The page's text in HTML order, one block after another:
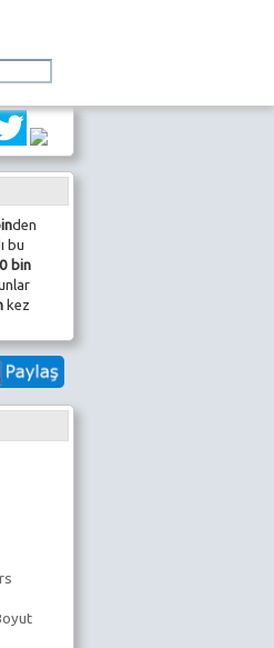
den
bu
bin
kez